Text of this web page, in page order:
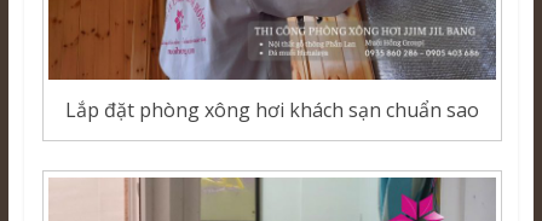
Lắp đặt phòng xông hơi khách sạn chuẩn sao